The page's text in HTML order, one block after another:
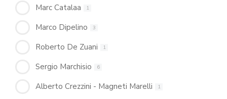
Marc Catalaa 1
Marco Dipelino 3
Roberto De Zuani 1
Sergio Marchisio 6
Alberto Crezzini - Magneti Marelli 1